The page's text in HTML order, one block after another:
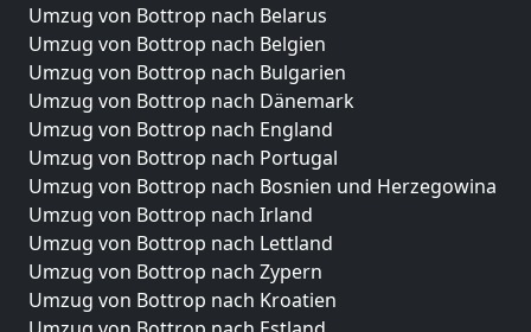
Umzug von Bottrop nach Belarus
Umzug von Bottrop nach Belgien
Umzug von Bottrop nach Bulgarien
Umzug von Bottrop nach Dänemark
Umzug von Bottrop nach England
Umzug von Bottrop nach Portugal
Umzug von Bottrop nach Bosnien und Herzegowina
Umzug von Bottrop nach Irland
Umzug von Bottrop nach Lettland
Umzug von Bottrop nach Zypern
Umzug von Bottrop nach Kroatien